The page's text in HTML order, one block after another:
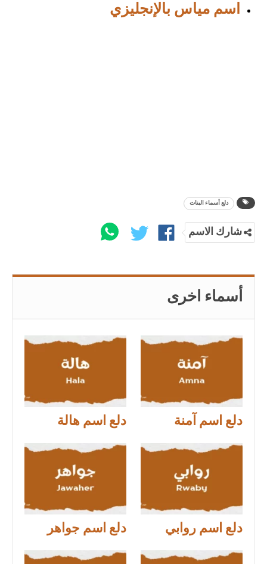
اسم مياس بالإنجليزي
دلع أسماء البنات
شارك الاسم
أسماء اخرى
دلع اسم آمنة دلع اسم هالة
دلع اسم روابي دلع اسم جواهر